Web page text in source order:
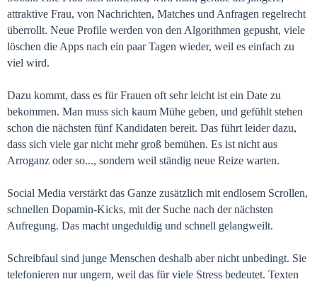
attraktive Frau, von Nachrichten, Matches und Anfragen regelrecht
überrollt. Neue Profile werden von den Algorithmen gepusht, viele
löschen die Apps nach ein paar Tagen wieder, weil es einfach zu
viel wird.
Dazu kommt, dass es für Frauen oft sehr leicht ist ein Date zu
bekommen. Man muss sich kaum Mühe geben, und gefühlt stehen
schon die nächsten fünf Kandidaten bereit. Das führt leider dazu,
dass sich viele gar nicht mehr groß bemühen. Es ist nicht aus
Arroganz oder so..., sondern weil ständig neue Reize warten.
Social Media verstärkt das Ganze zusätzlich mit endlosem Scrollen,
schnellen Dopamin-Kicks, mit der Suche nach der nächsten
Aufregung. Das macht ungeduldig und schnell gelangweilt.
Schreibfaul sind junge Menschen deshalb aber nicht unbedingt. Sie
telefonieren nur ungern, weil das für viele Stress bedeutet. Texten